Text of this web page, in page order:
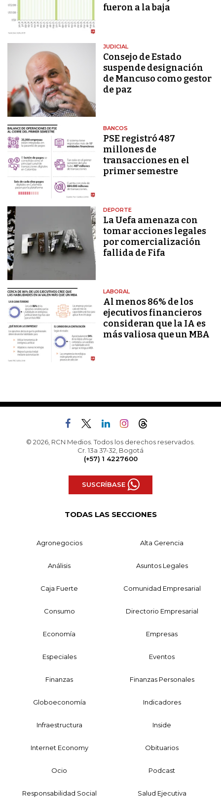
fueron a la baja
JUDICIAL
Consejo de Estado
suspende designación
de Mancuso como gestor
de paz
BANCOS
PSE registró 487
millones de
transacciones en el
primer semestre
DEPORTE
La Uefa amenaza con
tomar acciones legales
por comercialización
fallida de Fifa
LABORAL
Al menos 86% de los
ejecutivos financieros
consideran que la IA es
más valiosa que un MBA
© 2026, RCN Medios. Todos los derechos reservados.
Cr. 13a 37-32, Bogotá
(+57) 1 4227600
SUSCRÍBASE
TODAS LAS SECCIONES
Agronegocios Alta Gerencia
Análisis Asuntos Legales
Caja Fuerte Comunidad Empresarial
Consumo Directorio Empresarial
Economía Empresas
Especiales Eventos
Finanzas Finanzas Personales
Globoeconomía Indicadores
Infraestructura Inside
Internet Economy Obituarios
Ocio Podcast
Responsabilidad Social Salud Ejecutiva